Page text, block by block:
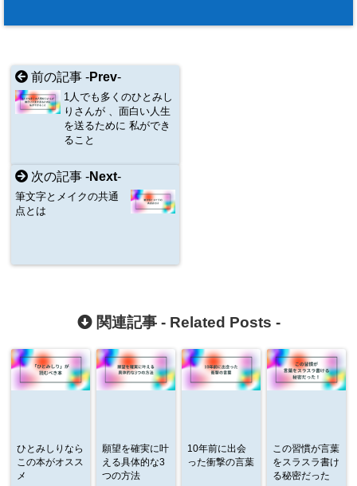
前の記事 -Prev-
1人でも多くのひとみし
りさんが 、面白い人生
を送るために 私ができ
ること
次の記事 -Next-
筆文字とメイクの共通
点とは
関連記事 - Related Posts -
ひとみしりなら
この本がオスス
メ
願望を確実に叶
える具体的な3
つの方法
10年前に出会
った衝撃の言葉
この習慣が言葉
をスラスラ書け
る秘密だった